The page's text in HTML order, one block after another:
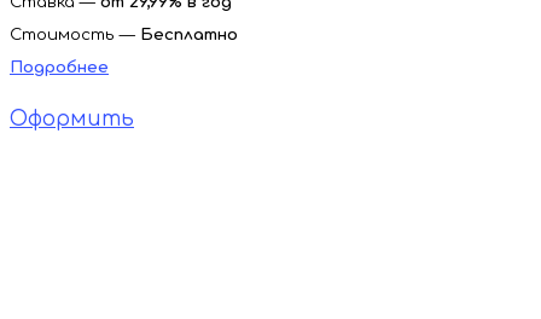
Стоимость — Бесплатно
Подробнее
Оформить